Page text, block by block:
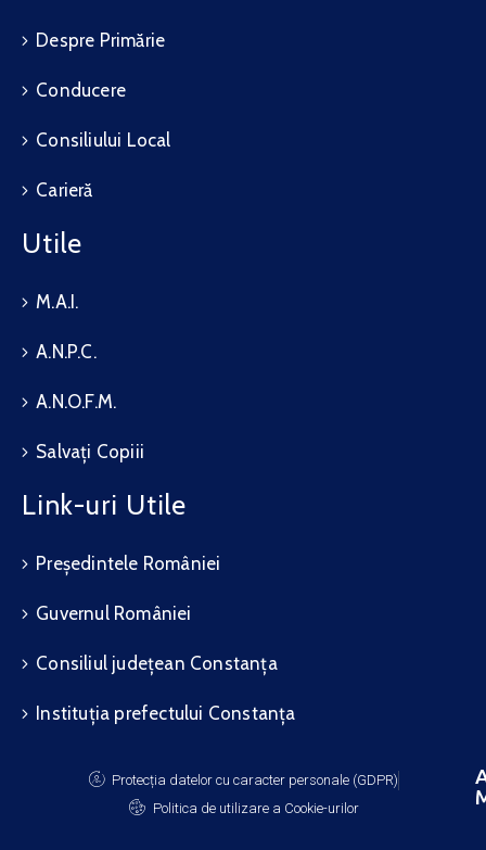
Despre Primărie
Conducere
Consiliului Local
Carieră
Utile
M.A.I.
A.N.P.C.
A.N.O.F.M.
Salvați Copiii
Link-uri Utile
Președintele României
Guvernul României
Consiliul județean Constanța
Instituția prefectului Constanța
Protecția datelor cu caracter personale (GDPR)
Politica de utilizare a Cookie-urilor